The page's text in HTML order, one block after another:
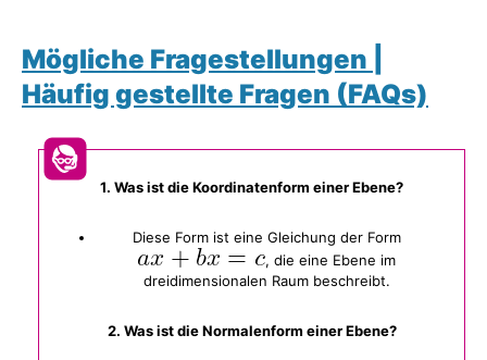
Mögliche Fragestellungen |
Häufig gestellte Fragen (FAQs)
1. Was ist die Koordinatenform einer Ebene?
Diese Form ist eine Gleichung der Form
, die eine Ebene im
dreidimensionalen Raum beschreibt.
2. Was ist die Normalenform einer Ebene?